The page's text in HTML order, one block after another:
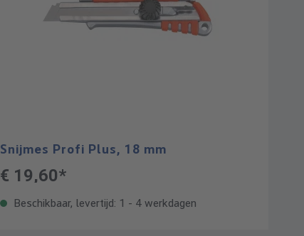
Snijmes Profi Plus, 18 mm
€ 19,60*
Beschikbaar, levertijd: 1 - 4 werkdagen